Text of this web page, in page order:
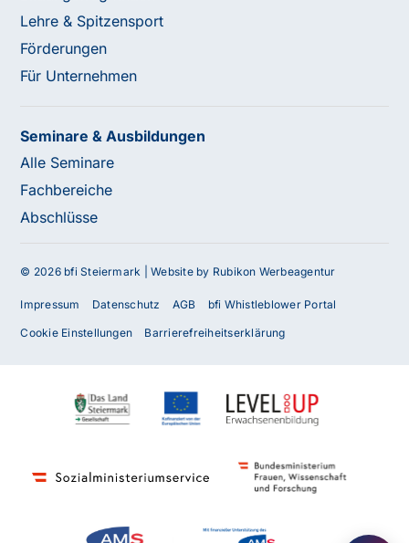
Unterstützung?
Lehre & Spitzensport
Förderungen
Für Unternehmen
Seminare & Ausbildungen
Alle Seminare
Fachbereiche
Abschlüsse
© 2026 bfi Steiermark |Website by Rubikon Werbeagentur
Impressum Datenschutz AGB bfi Whistleblower Portal
Cookie Einstellungen Barrierefreiheitserklärung